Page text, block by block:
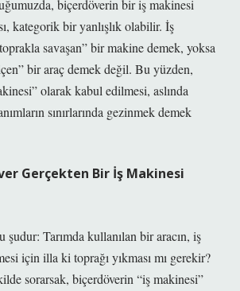
biçerdöverin bir iş makinesi
kategorik bir yanlışlık olabilir. İş
savaşan” bir makine demek, yoksa
bir araç demek değil. Bu yüzden,
olarak kabul edilmesi, aslında
sınırlarında gezinmek demek
Gerçekten Bir İş Makinesi
şudur: Tarımda kullanılan bir aracın, iş
için illa ki toprağı yıkması mı gerekir?
sorarsak, biçerdöverin “iş makinesi”